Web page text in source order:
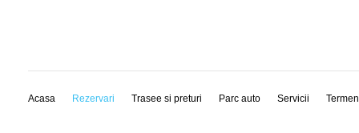
Acasa Rezervari Trasee si preturi Parc auto Servicii